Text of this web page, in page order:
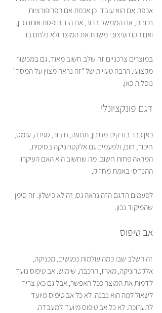
אכפת אם הוא עובד. כן אכפת אם הפרופורציות
נכונות, אם הממשק ברור, אם היד תופסת אותו נכון,
ואם הקו העיצובי משרת את המוצר ולא נלחם בו.
במוצרים צרכניים זה שלב חשוב מאוד. גם במכשור
מקצועי. הרבה טעויות של "זה נראה מצוין על המסך"
נופלות כאן.
דגם פונקציונלי
כאן כבר בודקים מנגנון, תנועה, חיבור, סגירה, עומס,
חיכוך, חום, ולפעמים גם אלקטרוניקה בסיסית.
המראה פחות חשוב. מה שחשוב הוא האם העיקרון
ההנדסי באמת מחזיק.
לפעמים הדגם הזה נראה גס. זה לא כישלון. זה סימן
שהמיקוד נכון.
אב טיפוס
זה השלב שבו כמה עולמות נפגשים. מכניקה,
אלקטרוניקה, מארז, הרכבה, שימוש. אב טיפוס נועד
לדמות את המוצר ככל האפשר, אבל גם כאן צריך
לשאול למה הוא נבנה. לא כל אב טיפוס מיועד
לתערוכה. לא כל אב טיפוס מיועד למעבדה.